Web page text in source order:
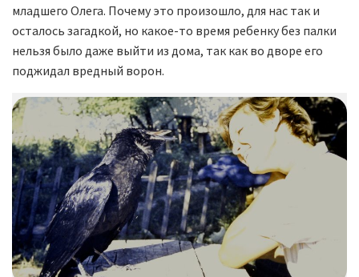
младшего Олега. Почему это произошло, для нас так и
осталось загадкой, но какое-то время ребенку без палки
нельзя было даже выйти из дома, так как во дворе его
поджидал вредный ворон.